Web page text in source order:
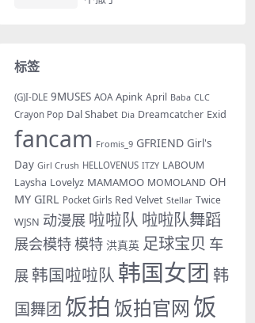
标签
(G)I-DLE 9MUSES AOA Apink April Baba CLC
Crayon Pop Dal Shabet Dia Dreamcatcher Exid
fancam Fromis_9 GFRIEND Girl's
Day Girl Crush HELLOVENUS ITZY LABOUM
Laysha Lovelyz MAMAMOO MOMOLAND OH
MY GIRL Pocket Girls Red Velvet Stellar Twice
WJSN 动漫展 啦啦队 啦啦队舞蹈
展会模特模特 洪真英 足球宝贝 车
展韩国啦啦队 韩国女团 韩
国舞团 饭拍饭拍官网 饭